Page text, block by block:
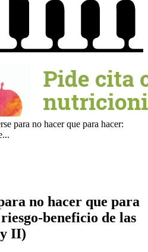
para no hacer que para hacer:
no hacer que para
beneficio de las
II)